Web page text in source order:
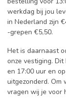
werkdag bij jou
in Nederland zijn
-grepen €5,50.
Het is daarnaast
onze vestiging.
en 17:00 uur en
uitgezonderd. Om
vragen wij je voor